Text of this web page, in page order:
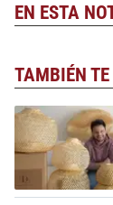
EN ESTA
TAMBIÉN TE